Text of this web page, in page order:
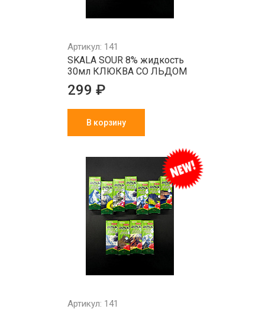
Артикул: 141
SKALA SOUR 8% жидкость
30мл КЛЮКВА СО ЛЬДОМ
299 ₽
В корзину
Артикул: 141